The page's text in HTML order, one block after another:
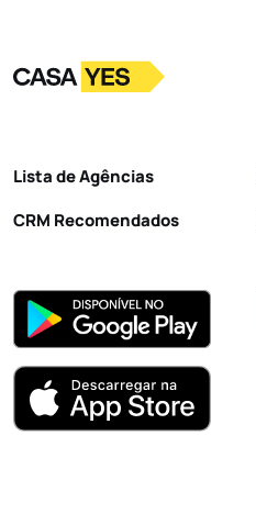
LogoIr para a homepage
Lista de Agências
CRM Recomendados